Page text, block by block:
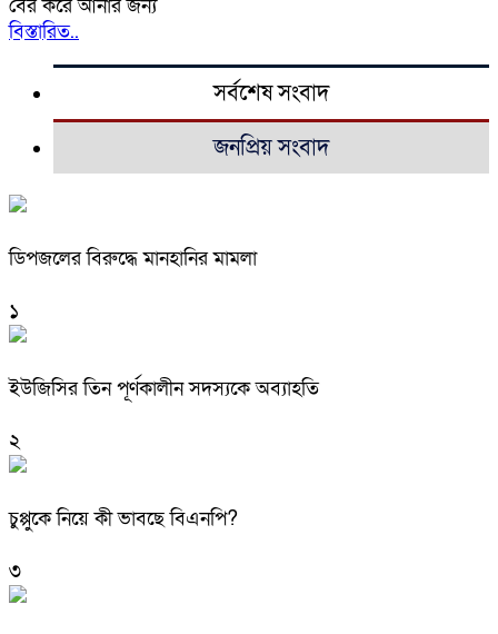
বের করে আনার জন্য
বিস্তারিত..
সর্বশেষ সংবাদ
জনপ্রিয় সংবাদ
ডিপজলের বিরুদ্ধে মানহানির মামলা
১
ইউজিসির তিন পূর্ণকালীন সদস্যকে অব্যাহতি
২
চুপ্পুকে নিয়ে কী ভাবছে বিএনপি?
৩